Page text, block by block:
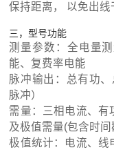
保持距离， 以免出线
三，型号功能
测量参数：全电量
能、复费率电能
脉冲输出：总有功
脉冲）
需量：三相电流、有
及极值需量(包含时间
极值统计：电流、线